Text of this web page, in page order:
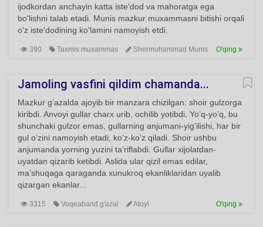
ijodkordan anchayin katta iste'dod va mahoratga ega
bo'lishni talab etadi. Munis mazkur muxammasni bitishi orqali
o'z iste'dodining ko'lamini namoyish etdi.
390 Taxmis muxammas Shermuhammad Munis O'qing
Jamoling vasfini qildim chamanda...
Mazkur g'azalda ajoyib bir manzara chizilgan: shoir gulzorga
kiribdi. Anvoyi gullar charx urib, ochilib yotibdi. Yo’q-yo’q, bu
shunchaki gulzor emas, gullarning anjumani-yig’ilishi, har bir
gul o’zini namoyish etadi, ko’z-ko’z qiladi. Shoir ushbu
anjumanda yorning yuzini ta’riflabdi. Gullar xijolatdan-
uyatdan qizarib ketibdi. Aslida ular qizil emas edilar,
ma’shuqaga qaraganda xunukroq ekanliklaridan uyalib
qizargan ekanlar...
3315 Voqeaband g'azal Atoyi O'qing